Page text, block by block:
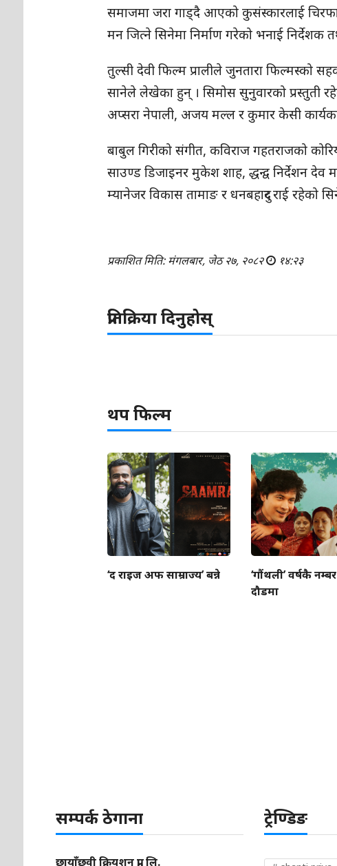
समाजमा जरा गाड्दै आएको कुसंस्कारलाई
मन जित्ने सिनेमा निर्माण गरेको भनाई निर्देशक
तुल्सी देवी फिल्म प्रालीले जुनतारा फिल्मस्को
सानेले लेखेका हुन् । सिमोस सुनुवारको प्रस्तुती
अप्सरा नेपाली, अजय मल्ल र कुमार केसी
बाबुल गिरीको संगीत, कविराज गहतराजको
साउण्ड डिजाइनर मुकेश शाह, द्धन्द्व निर्देशन देव
म्यानेजर विकास तामाङ र धनबहादुर राई रहेको
प्रकाशित मिति: मंगलबार, जेठ २७, २०८२ १४:२३
प्रतिक्रिया दिनुहोस्
थप फिल्म
‘द राइज अफ साम्राज्य’ बन्ने
‘गौंथली’ वर्षकै
दौडमा
सम्पर्क ठेगाना
छायाँछवी क्रियशन प्रा. लि.
ट्रेण्डिङ